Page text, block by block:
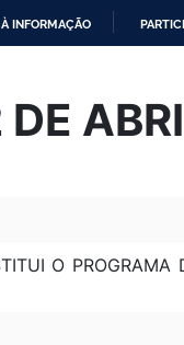
INFORMAÇÃO
DE
O PROGRAMA